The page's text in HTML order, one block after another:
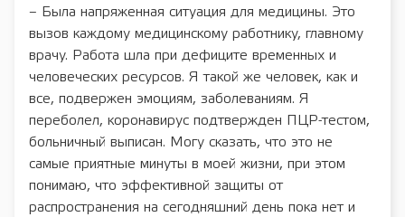
– Была напряженная ситуация для медицины. Это
вызов каждому медицинскому работнику, главному
врачу. Работа шла при дефиците временных и
человеческих ресурсов. Я такой же человек, как и
все, подвержен эмоциям, заболеваниям. Я
переболел, коронавирус подтвержден ПЦР-тестом,
больничный выписан. Могу сказать, что это не
самые приятные минуты в моей жизни, при этом
понимаю, что эффективной защиты от
распространения на сегодняшний день пока нет и